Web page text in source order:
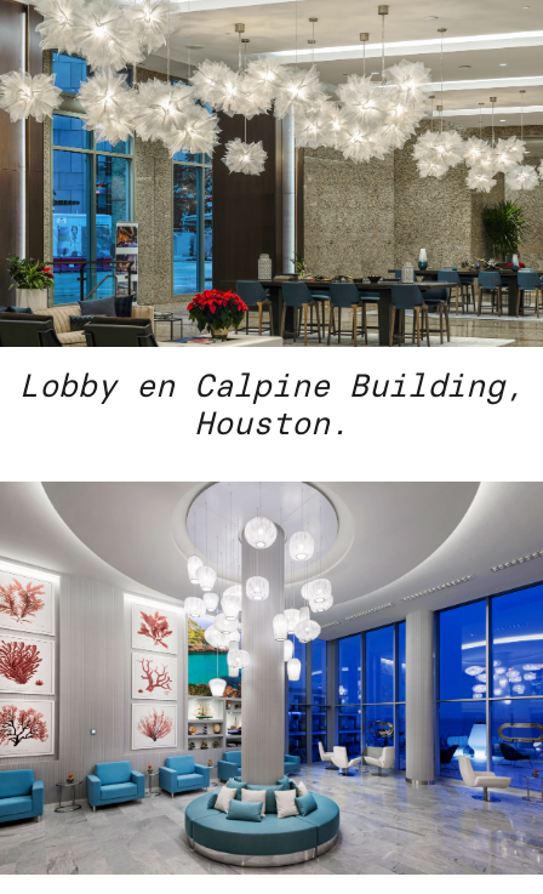
Lobby en Calpine Building,
Houston.